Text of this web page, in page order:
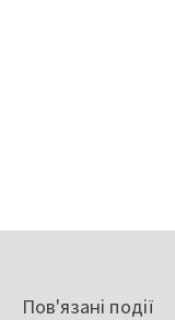
Пов'язані події